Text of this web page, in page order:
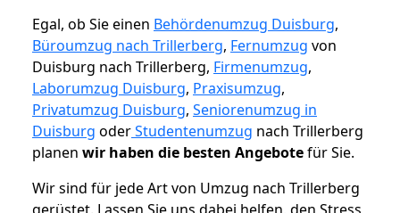
Egal, ob Sie einen Behördenumzug Duisburg,
Büroumzug nach Trillerberg, Fernumzug von
Duisburg nach Trillerberg, Firmenumzug,
Laborumzug Duisburg, Praxisumzug,
Privatumzug Duisburg, Seniorenumzug in
Duisburg oderStudentenumzug nach Trillerberg
planen wir haben die besten Angebotefür Sie.
Wir sind für jede Art von Umzug nach Trillerberg